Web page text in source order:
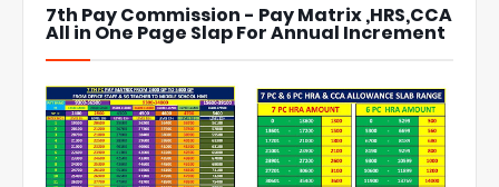
7th Pay Commission - Pay Matrix ,HRS,CCA
All in One Page Slap For Annual Increment